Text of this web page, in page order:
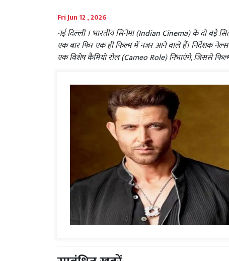
Fri Jun 12 , 2026
नई दिल्ली । भारतीय सिनेमा (Indian Cinema) के दो
एक बार फिर एक ही फिल्म में नजर आने वाले हैं। निर्देशक
एक विशेष कैमियो रोल (Cameo Role) निभाएंगे, जिससे